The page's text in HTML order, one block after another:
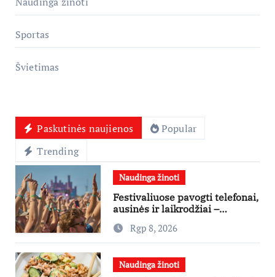
Sportas
Švietimas
Paskutinės naujienos
Popular
Trending
Naudinga žinoti
Festivaliuose pavogti telefonai,
ausinės ir laikrodžiai –
ekspertai primena apie
didžiausias finansines rizikas
Rgp 8, 2026
Naudinga žinoti